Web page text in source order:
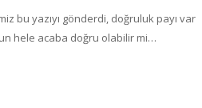
bu yazıyı gönderdi, doğruluk payı var
hele acaba doğru olabilir